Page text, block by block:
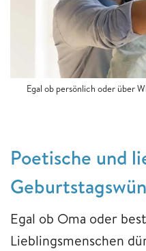
Egal ob persönlich oder über
Poetische und
Egal ob Oma oder
Lieblingsmenschen